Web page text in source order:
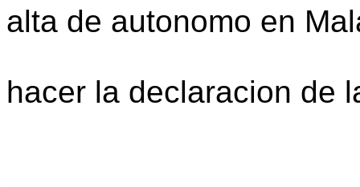
alta de autonomo en
hacer la declaracion de